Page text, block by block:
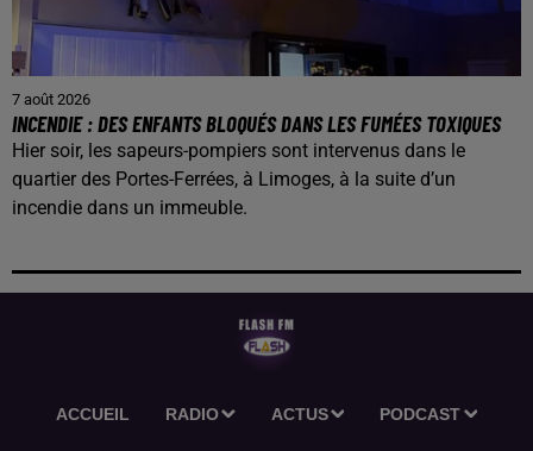
7 août 2026
INCENDIE : DES ENFANTS BLOQUÉS DANS LES FUMÉES TOXIQUES
Hier soir, les sapeurs-pompiers sont intervenus dans le
quartier des Portes-Ferrées, à Limoges, à la suite d’un
incendie dans un immeuble.
ACCUEIL RADIO ACTUS PODCAST